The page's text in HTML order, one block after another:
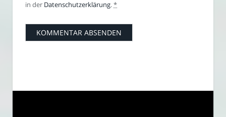
in der Datenschutzerklärung.*